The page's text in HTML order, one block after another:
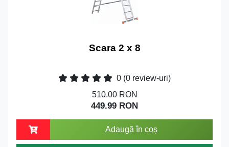
Scara 2 x 8
0 (0 review-uri)
510.00 RON
449.99 RON
Adaugă în coș